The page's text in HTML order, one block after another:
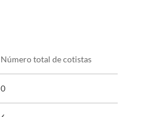
Número total de cotistas
0